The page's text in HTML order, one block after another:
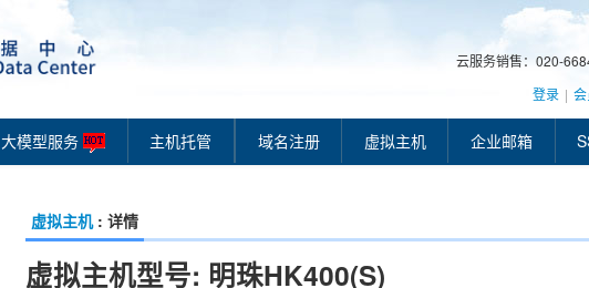
云服务销售：020-
登录 |
大模型服务 主机托管 域名注册 虚拟主机 企业邮箱
虚拟主机 : 详情
虚拟主机型号: 明珠HK400(S)